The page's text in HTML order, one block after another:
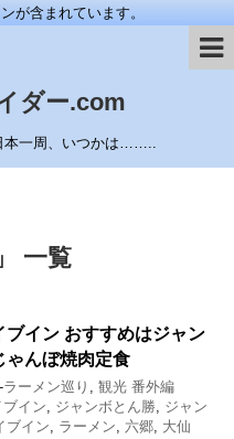
が含まれています。
ダー.com
本一周、いつかは……..
一覧
ブイン おすすめはジャン
ゃんぼ焼肉定食
-ラーメン巡り
観光 番外編
イン
ジャンボとん勝
ジャン
ブイン ラーメン 六郷 大仙